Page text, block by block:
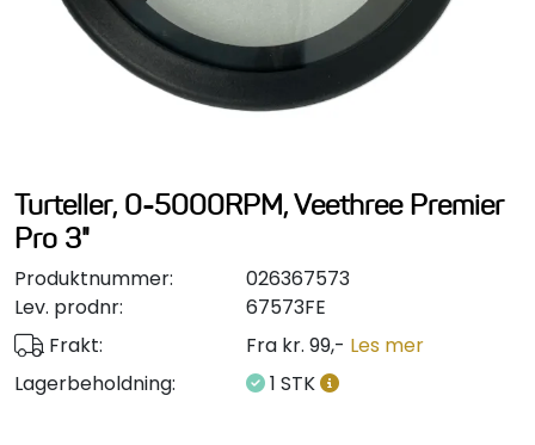
Turteller, 0-5000RPM, Veethree Premier
Pro 3"
Produktnummer:
026367573
Lev. prodnr:
67573FE
Frakt:
Fra kr. 99,- Les mer
Lagerbeholdning:
1 STK
Styring/kontroll
Motordelsvelger/SONAR
Anoder
Brannslukkere